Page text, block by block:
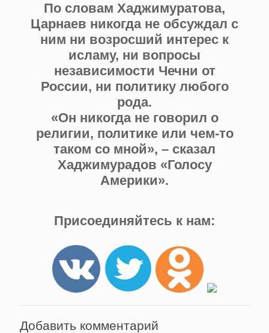
По словам Хаджимуратова,
Царнаев никогда не обсуждал с
ним ни возросший интерес к
исламу, ни вопросы
независимости Чечни от
России, ни политику любого
рода.
«Он никогда не говорил о
религии, политике или чем-то
таком со мной», – сказал
Хаджимурадов «Голосу
Америки».
Присоединяйтесь к нам:
Добавить комментарий